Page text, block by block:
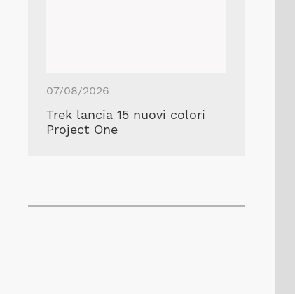
07/08/2026
Trek lancia 15 nuovi colori
Project One